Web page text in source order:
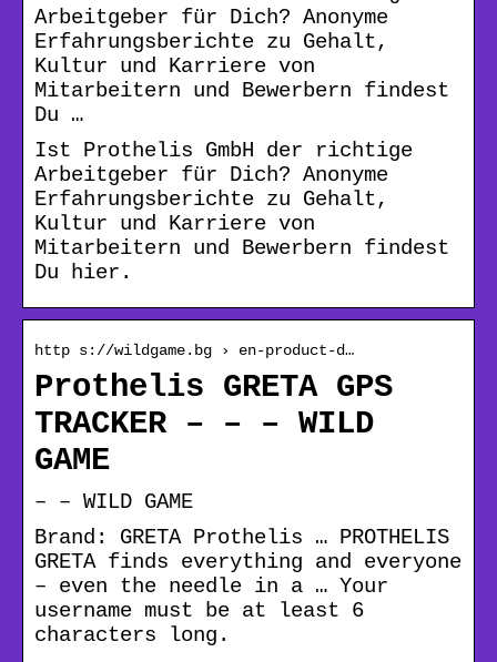
Arbeitgeber für Dich? Anonyme
Erfahrungsberichte zu Gehalt,
Kultur und Karriere von
Mitarbeitern und Bewerbern findest
Du …
Ist Prothelis GmbH der richtige
Arbeitgeber für Dich? Anonyme
Erfahrungsberichte zu Gehalt,
Kultur und Karriere von
Mitarbeitern und Bewerbern findest
Du hier.
http s://wildgame.bg › en-product-d…
Prothelis GRETA GPS
TRACKER – – – WILD
GAME
– – WILD GAME
Brand: GRETA Prothelis … PROTHELIS
GRETA finds everything and everyone
– even the needle in a … Your
username must be at least 6
characters long.